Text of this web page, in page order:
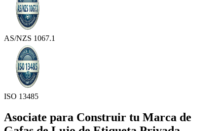
AS/NZS 1067.1
ISO 13485
Asociate para Construir tu Marca de